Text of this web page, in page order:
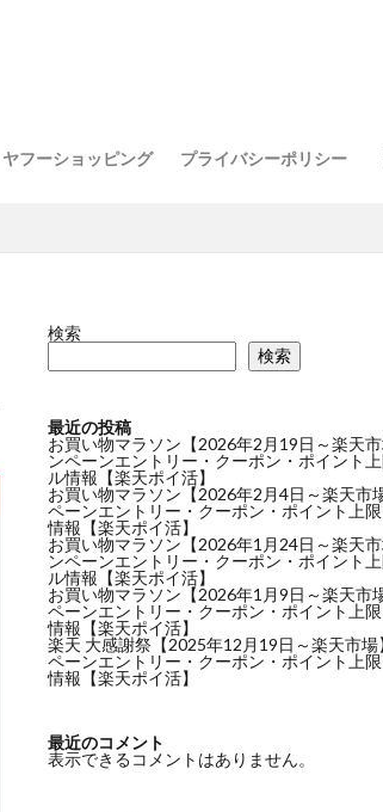
ヤフーショッピング プライバシーポリシー
検索
検索
最近の投稿
お買い物マラソン【2026年2月19日～楽天
ンペーンエントリー・クーポン・ポイント
ル情報【楽天ポイ活】
お買い物マラソン【2026年2月4日～楽天市
ペーンエントリー・クーポン・ポイント上
情報【楽天ポイ活】
お買い物マラソン【2026年1月24日～楽天
ンペーンエントリー・クーポン・ポイント
ル情報【楽天ポイ活】
お買い物マラソン【2026年1月9日～楽天市
ペーンエントリー・クーポン・ポイント上
情報【楽天ポイ活】
楽天 大感謝祭【2025年12月19日～楽天市場
ペーンエントリー・クーポン・ポイント上
情報【楽天ポイ活】
最近のコメント
表示できるコメントはありません。